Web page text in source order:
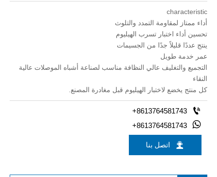
characteristic
أداء ممتاز لمقاومة التمدد والتلوث
تحسين أداء اختبار تسرب الهيليوم
ينتج عددًا قليلاً جدًا من الجسيمات
عمر خدمة طويل
التجميع والتغليف عالي النظافة مناسب لصناعة أشباه الموصلات عالية
النقاء
كل منتج يخضع لاختبار الهيليوم قبل مغادرة المصنع.

+8613764581743

+8613764581743
 اتصل بنا